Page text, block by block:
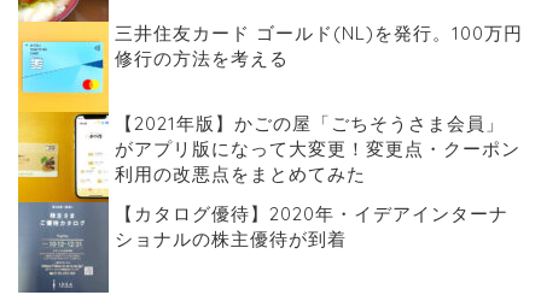
三井住友カード ゴールド(NL)を発行。100万円
修行の方法を考える
【2021年版】かごの屋「ごちそうさま会員」
がアプリ版になって大変更！変更点・クーポン
利用の改悪点をまとめてみた
【カタログ優待】2020年・イデアインターナ
ショナルの株主優待が到着